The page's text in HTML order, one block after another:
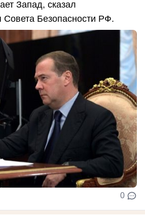
Запад, сказал
Совета Безопасности РФ.
0